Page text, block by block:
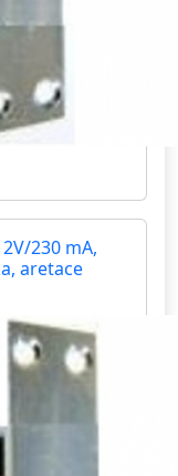
230 mA,
aretace